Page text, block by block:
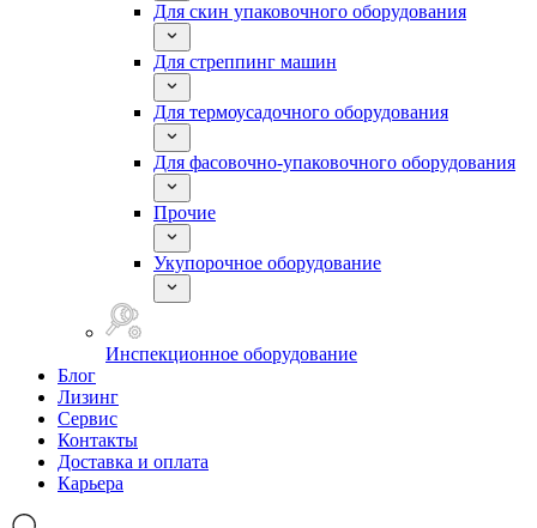
Для скин упаковочного оборудования
Для стреппинг машин
Для термоусадочного оборудования
Для фасовочно-упаковочного оборудования
Прочие
Укупорочное оборудование
Инспекционное оборудование
Блог
Лизинг
Сервис
Контакты
Доставка и оплата
Карьера